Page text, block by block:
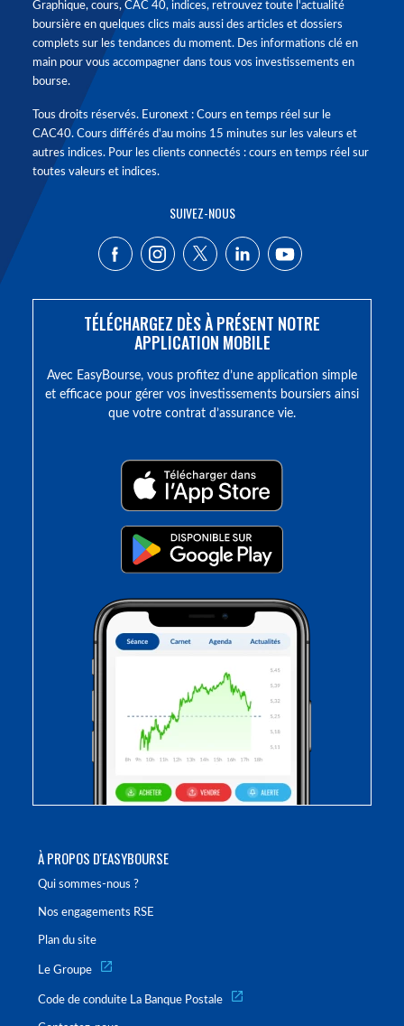
À PROPOS D'EASYBOURSE
Qui sommes-nous ?
Nos engagements RSE
Plan du site
Le Groupe
Code de conduite La Banque Postale
Graphique, cours, CAC 40, indices, retrouvez toute l'actualité
boursière en quelques clics mais aussi des articles et dossiers
complets sur les tendances du moment. Des informations clé en
main pour vous accompagner dans tous vos investissements en
bourse.
Tous droits réservés. Euronext : Cours en temps réel sur le
CAC40. Cours différés d'au moins 15 minutes sur les valeurs et
autres indices. Pour les clients connectés : cours en temps réel sur
toutes valeurs et indices.
SUIVEZ-NOUS
TÉLÉCHARGEZ DÈS À PRÉSENT NOTRE
APPLICATION MOBILE
Avec EasyBourse, vous profitez d’une application simple
et efficace pour gérer vos investissements boursiers ainsi
que votre contrat d’assurance vie.